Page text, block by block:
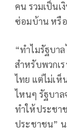
คน รวมเป็นเ
ซ่อมบ้าน หรื
“ทำไมรัฐบา
สำหรับพวกเ
ไทย แต่ไม่เห็
ไหนๆ รัฐบาล
ทำให้ประชา
ประชาชน”